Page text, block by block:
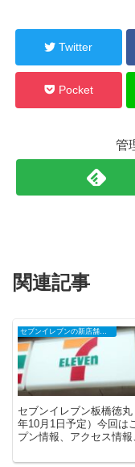
Twitter
Pocket
管
関連記事
セブンイレブン板橋徳
年10月1日予定）今回は
プン情報、アクセス情